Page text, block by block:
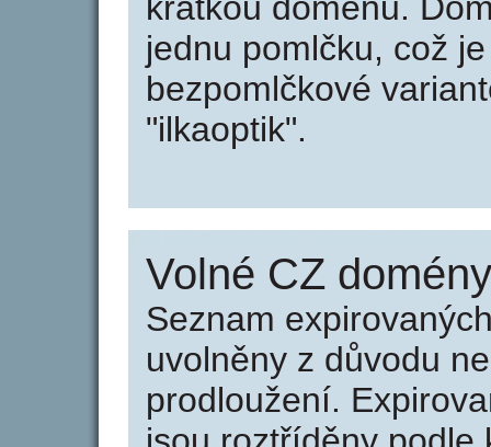
jednu pomlčku, což
bezpomlčkové
"ilkaoptik".
Volné CZ
Seznam
uvolněny z důvodu
prodloužení.